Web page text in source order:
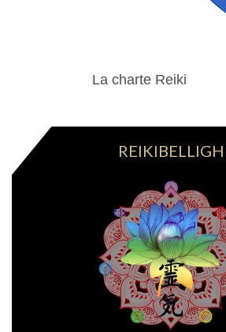
La charte Reiki
REIKIBELLIGH